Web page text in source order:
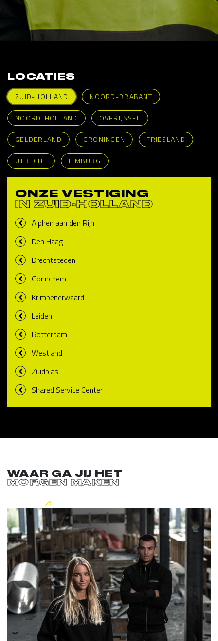
LOCATIES
ZUID-HOLLAND
NOORD-BRABANT
NOORD-HOLLAND OVERIJSSEL
GELDERLAND GRONINGEN FRIESLAND
UTRECHT LIMBURG
ONZE VESTIGING
IN ZUID-HOLLAND
Alphen aan den Rijn
Den Haag
Drechtsteden
Gorinchem
Krimpenerwaard
Leiden
Rotterdam
Westland
Zuidplas
Shared Service Center
WAAR GA JIJ HET
MORGEN MAKEN